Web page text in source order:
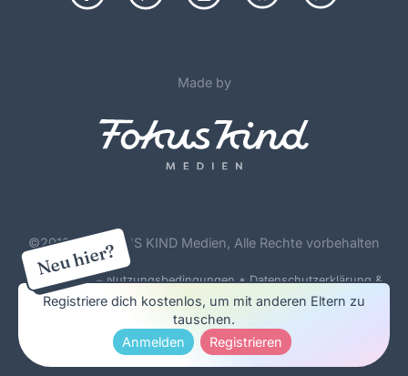
Neu hier?
Registriere dich kostenlos, um mit anderen Eltern zu
tauschen.
Anmelden
Registrieren
Made by
©2012-26 FOKUS KIND Medien, Alle Rechte vorbehalten
Forenregeln & Nutzungsbedingungen •Datenschutzerklärung &
Cookie Policy
Impressum & Werbung